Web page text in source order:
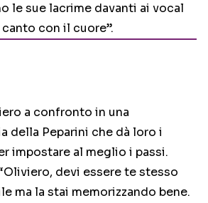
le sue lacrime davanti ai vocal
con il cuore”.
a confronto in una
della Peparini che dà loro i
impostare al meglio i passi.
devi essere te stesso
ma la stai memorizzando bene.